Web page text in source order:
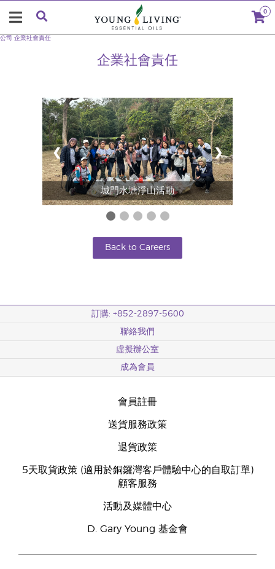
0
企業社會責任
公司 企業社會責任
城門水塘淨山活動
❮ ❯
Back to Careers
訂購: +852-2897-5600
聯絡我們
虛擬辦公室
成為會員
會員註冊
送貨服務政策
退貨政策
5天取貨政策 (適用於銅鑼灣客戶體驗中心的自取訂單)
顧客服務
活動及媒體中心
D. Gary Young 基金會